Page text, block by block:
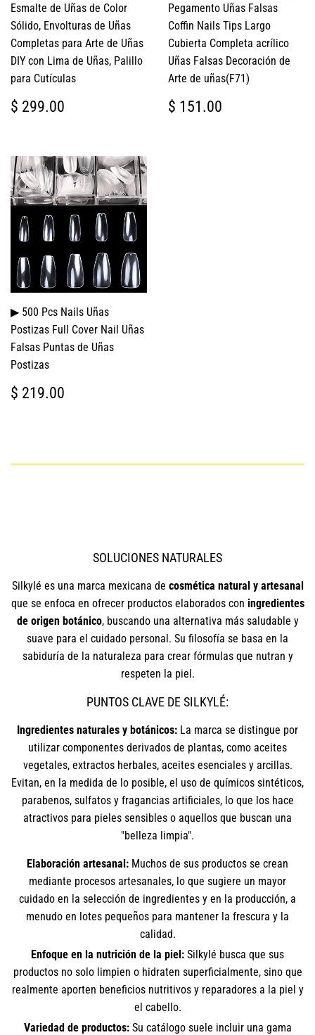
Esmalte de Uñas de Color
Sólido, Envolturas de Uñas
Completas para Arte de Uñas
DIY con Lima de Uñas, Palillo
para Cutículas
PRECIO
HABITUAL
$ 299.00
Pegamento Uñas Falsas
Coffin Nails Tips Largo
Cubierta Completa acrílico
Uñas Falsas Decoración de
Arte de uñas(F71)
PRECIO
HABITUAL
$ 151.00
▶ 500 Pcs Nails Uñas
Postizas Full Cover Nail Uñas
Falsas Puntas de Uñas
Postizas
PRECIO
HABITUAL
$ 219.00
SOLUCIONES NATURALES
Silkylé es una marca mexicana de cosmética natural y artesanal
que se enfoca en ofrecer productos elaborados con ingredientes
de origen botánico, buscando una alternativa más saludable y
suave para el cuidado personal. Su filosofía se basa en la
sabiduría de la naturaleza para crear fórmulas que nutran y
respeten la piel.
PUNTOS CLAVE DE SILKYLÉ:
Ingredientes naturales y botánicos: La marca se distingue por
utilizar componentes derivados de plantas, como aceites
vegetales, extractos herbales, aceites esenciales y arcillas.
Evitan, en la medida de lo posible, el uso de químicos sintéticos,
parabenos, sulfatos y fragancias artificiales, lo que los hace
atractivos para pieles sensibles o aquellos que buscan una
"belleza limpia".
Elaboración artesanal: Muchos de sus productos se crean
mediante procesos artesanales, lo que sugiere un mayor
cuidado en la selección de ingredientes y en la producción, a
menudo en lotes pequeños para mantener la frescura y la
calidad.
Enfoque en la nutrición de la piel: Silkylé busca que sus
productos no solo limpien o hidraten superficialmente, sino que
realmente aporten beneficios nutritivos y reparadores a la piel y
el cabello.
Variedad de productos:Su catálogo suele incluir una gama